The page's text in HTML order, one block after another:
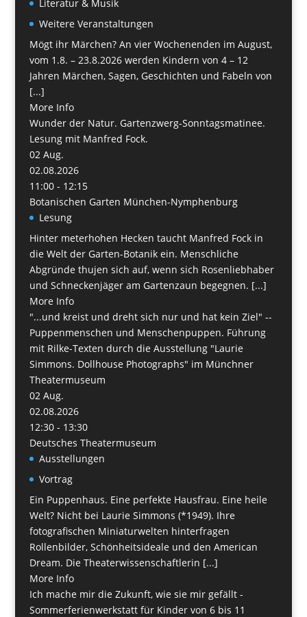
Literatur & Musik
Weitere Veranstaltungen
Mögt ihr Märchen? An vier Wochenenden im August,
vom 1.8. – 23.8.2026 werden Kindern von 4 – 12
Jahren Märchen, Sagen, Geschichten und Fabeln von
[...]
More Info
Wunder der Natur. Gartenzwerg-Sonntagsmatinee.
Lesung mit Manfred Fock.
02 Aug.
02.08.2026
11:00 - 12:15
Botanischen Garten München-Nymphenburg
Lesung
Hinter meterhohen Hecken taucht Manfred Fock in
die Welt der Garten-Botanik ein. Menschliche
Abgründe thujen sich auf, wenn sich Rosenliebhaber
und Schneckenjäger am Gartenzaun begegnen. [...]
More Info
"...und kreist und dreht sich nur und hat kein Ziel" --
Puppenmenschen und Menschenpuppen. Führung
mit Rilke-Texten durch die Ausstellung "Laurie
Simmons. Dollhouse Photographs" im Münchner
Theatermuseum
02 Aug.
02.08.2026
12:30 - 13:30
Deutsches Theatermuseum
Ausstellungen
Vortrag
Ein Puppenhaus. Eine perfekte Hausfrau. Eine heile
Welt? Nicht bei Laurie Simmons (*1949). Ihre
fotografischen Miniaturwelten hinterfragen
Rollenbilder, Schönheitsideale und den American
Dream. Die Theaterwissenschaftlerin [...]
More Info
Ich mache mir die Zukunft, wie sie mir gefällt -
Sommerferienwerkstatt für Kinder von 6 bis 11